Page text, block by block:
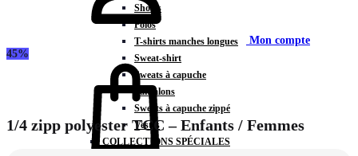
Shorts
Polos
T-shirts manches longues
Sweat-shirt
Sweats à capuche
Pantalons
Sweats à capuche zippé
Vestes
COLLECTIONS SPÉCIALES
Mon compte
45%
1/4 zipp polyester TCC – Enfants / Femmes